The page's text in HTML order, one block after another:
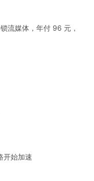
流媒体，年付 96 元，
开始加速